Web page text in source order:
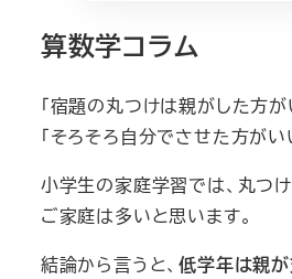
算数学コラム
「宿題の丸つけは親がした方が
「そろそろ自分でさせた方がい
小学生の家庭学習では、丸つ
ご家庭は多いと思います。
結論から言うと、低学年は親